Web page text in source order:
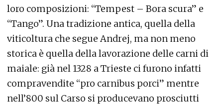
loro composizioni: “Tempest – Bora scura” e
“Tango”. Una tradizione antica, quella della
viticoltura che segue Andrej, ma non meno
storica è quella della lavorazione delle carni di
maiale: già nel 1328 a Trieste ci furono infatti
compravendite “pro carnibus porci” mentre
nell’800 sul Carso si producevano prosciutti